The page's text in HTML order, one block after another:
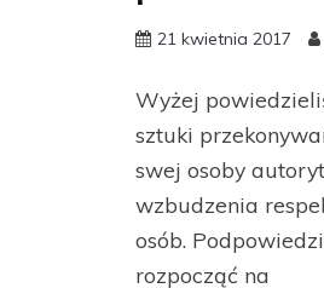
21 kwietnia 2017
Wyżej
sztuki
swej osoby
wzbudzenia
osób.
rozpocząć na